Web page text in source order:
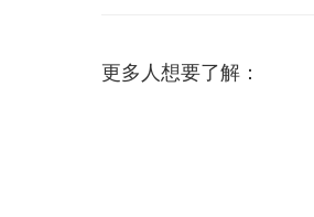
更多人想要了解：